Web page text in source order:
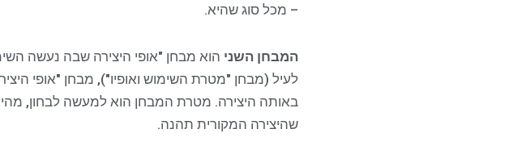
– מכל סוג שהיא.
המבחן השני הוא מבחן "אופי היצירה שבה נעשה
לעיל (מבחן "מטרת השימוש ואופיו"), מבחן "אופי
באותה היצירה. מטרת המבחן הוא למעשה לבחון,
שהיצירה המקורית תהנה.